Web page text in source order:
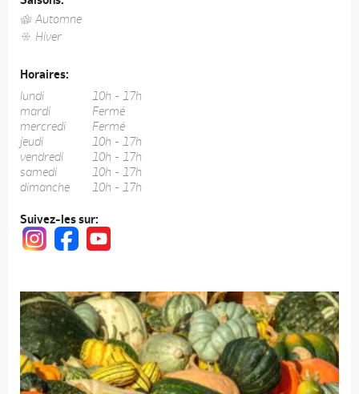
Automne
Hiver
Horaires:
lundi
10h - 17h
mardi
Fermé
mercredi
Fermé
jeudi
10h - 17h
vendredi
10h - 17h
samedi
10h - 17h
dimanche
10h - 17h
Suivez-les sur: